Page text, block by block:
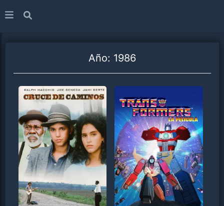
Año: 1986